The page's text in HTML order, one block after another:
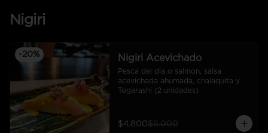
Nigiri
-20% Nigiri Acevichado
Pesca del dia o salmon, salsa
acevichada ahumada, chalaquita y
Togarashi (2 unidades)
$4.800$6.000